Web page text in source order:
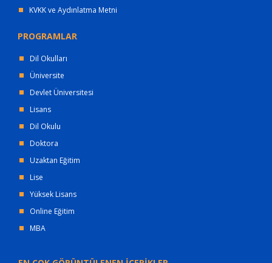
KVKK ve Aydınlatma Metni
PROGRAMLAR
Dil Okulları
Üniversite
Devlet Üniversitesi
Lisans
Dil Okulu
Doktora
Uzaktan Eğitim
Lise
Yüksek Lisans
Online Eğitim
MBA